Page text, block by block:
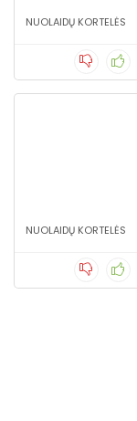
NUOLAIDŲ KORTELĖS
NUOLAIDŲ KORTELĖS